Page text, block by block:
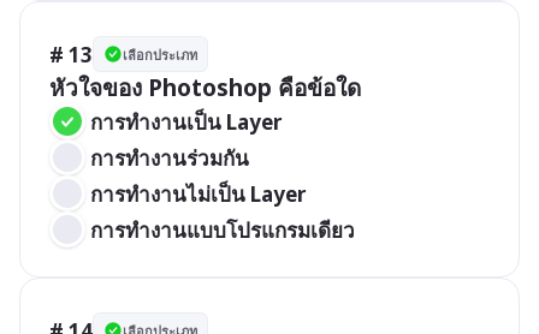
# 13 เลือกประเภท
หัวใจของ Photoshop คือข้อใด
การทำงานเป็น Layer
การทำงานร่วมกัน
การทำงานไม่เป็น Layer
การทำงานแบบโปรแกรมเดียว
เลือกประเภท